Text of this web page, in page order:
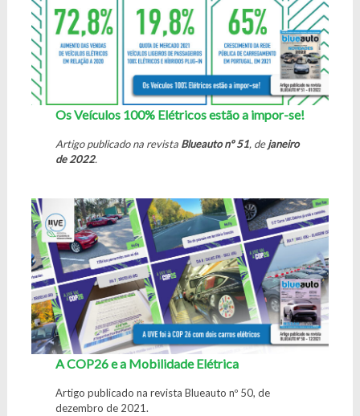
Os Veículos 100% Elétricos estão a impor-se!
Artigo publicado na revista Blueauto nº 51, dejaneiro
de 2022.
A COP26 e a Mobilidade Elétrica
Artigo publicado na revista Blueauto nº 50, de
dezembro de 2021.